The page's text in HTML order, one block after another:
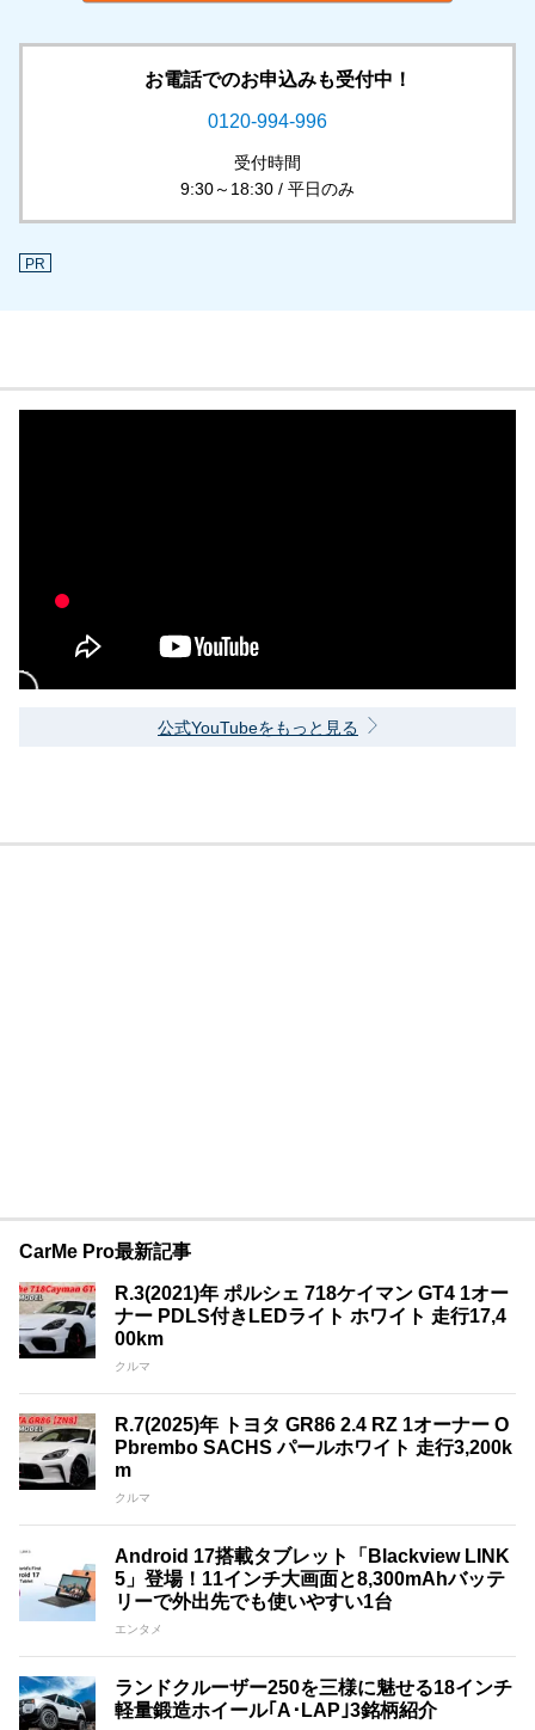
お電話でのお申込みも受付中！
0120-994-996
受付時間
9:30～18:30 / 平日のみ
PR
公式YouTubeをもっと見る
CarMe Pro最新記事
R.3(2021)年 ポルシェ 718ケイマン GT4 1オー
ナー PDLS付きLEDライト ホワイト 走行17,4
00km
クルマ
R.7(2025)年 トヨタ GR86 2.4 RZ 1オーナー O
Pbrembo SACHS パールホワイト 走行3,200k
m
クルマ
Android 17搭載タブレット「Blackview LINK
5」登場！11インチ大画面と8,300mAhバッテ
リーで外出先でも使いやすい1台
エンタメ
ランドクルーザー250を三様に魅せる18インチ
軽量鍛造ホイール｢A･LAP｣3銘柄紹介